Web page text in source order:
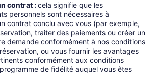
contrat :cela signifie que les
personnels sont nécessaires à
contrat conclu avec vous (par exemple,
traiter des paiements ou créer un
demande conformément à nos conditions
ou vous fournir les avantages
conformément aux conditions
de fidélité auquel vous êtes